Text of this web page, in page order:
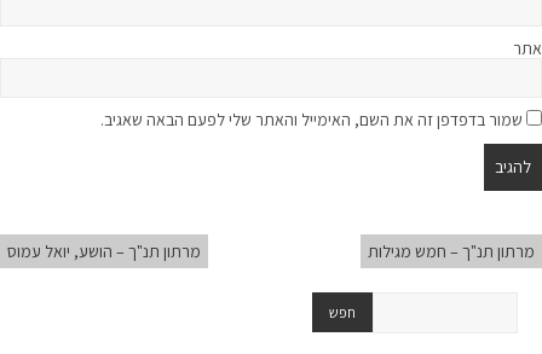
אתר
שמור בדפדפן זה את השם, האימייל והאתר שלי לפעם הבאה שאגיב.
מרתון תנ"ך – חמש מגילות מרתון תנ"ך – הושע, יואל עמוס